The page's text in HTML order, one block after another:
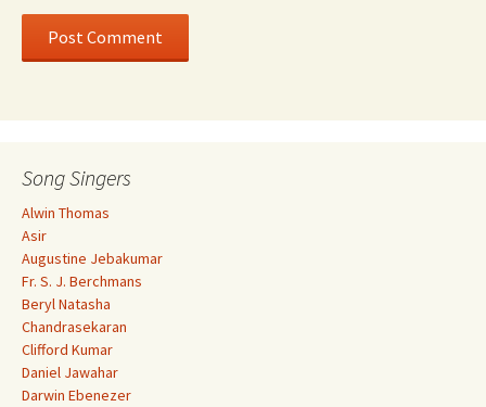
Song Singers
Alwin Thomas
Asir
Augustine Jebakumar
Fr. S. J. Berchmans
Beryl Natasha
Chandrasekaran
Clifford Kumar
Daniel Jawahar
Darwin Ebenezer